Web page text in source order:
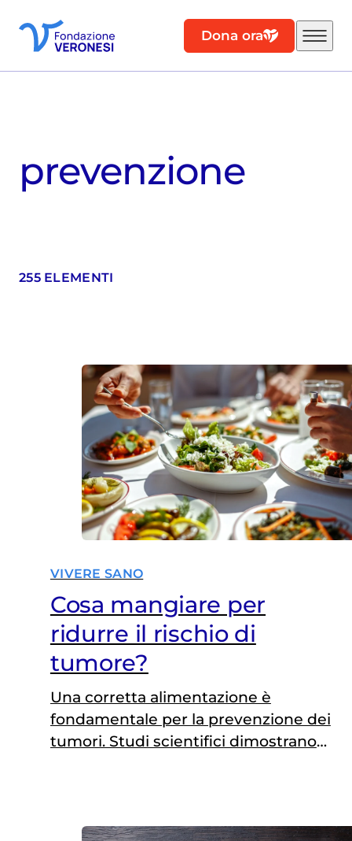
Dona ora
prevenzione
255 ELEMENTI
VIVERE SANO
Cosa mangiare per
ridurre il rischio di
tumore?
Una corretta alimentazione è
fondamentale per la prevenzione dei
tumori. Studi scientifici dimostrano
Questa pagina esplora quali cibi sono